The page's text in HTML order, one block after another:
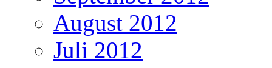
August 2012
Juli 2012